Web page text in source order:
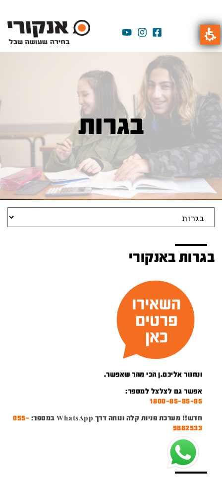
בגרות
בגרות באנקורי
ונחזור אליכם.ן הכי מהר שאפשר.
אפשר גם לצלצל למספר:
1800-85-85-85
חדש!! מערכת פניות קלה ונוחה דרך WhatsApp במספר:
055-
9882533